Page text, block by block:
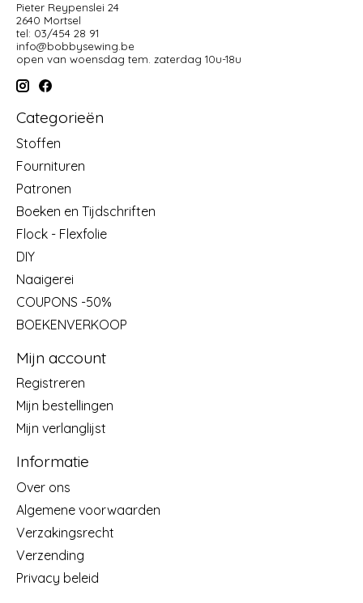
Pieter Reypenslei 24
2640 Mortsel
tel: 03/454 28 91
info@bobbysewing.be
open van woensdag tem. zaterdag 10u-18u
Categorieën
Stoffen
Fournituren
Patronen
Boeken en Tijdschriften
Flock - Flexfolie
DIY
Naaigerei
COUPONS -50%
BOEKENVERKOOP
Mijn account
Registreren
Mijn bestellingen
Mijn verlanglijst
Informatie
Over ons
Algemene voorwaarden
Verzakingsrecht
Verzending
Privacy beleid